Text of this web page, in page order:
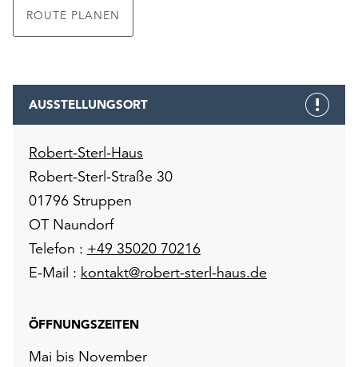
ROUTE PLANEN
AUSSTELLUNGSORT
Robert-Sterl-Haus
Robert-Sterl-Straße 30
01796 Struppen
OT Naundorf
Telefon : +49 35020 70216
E-Mail : kontakt@robert-sterl-haus.de
ÖFFNUNGSZEITEN
Mai bis November